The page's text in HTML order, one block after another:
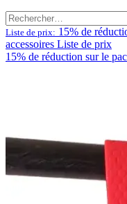
Liste de prix: 15% de
accessoires Liste de prix
15% de réduction sur le